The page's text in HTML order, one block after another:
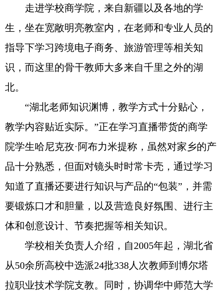
走进学校商学院，来自新疆以及各地的学
生，坐在宽敞明亮教室内，在老师和专业人员的
指导下学习跨境电子商务、旅游管理等相关知
识，而这里的骨干教师大多来自千里之外的湖
北。
“湖北老师知识渊博，教学方式十分贴心，
教学内容贴近实际。”正在学习直播带货的商学
院学生哈尼克孜·阿布力米提称，虽然对家乡的产
品十分熟悉，但面对镜头时时常卡壳，通过学习
知道了直播还要进行知识与产品的“包装”，并需
要锻炼口才和胆量，以及营造良好氛围、进行主
体和创意设计、节奏把握等相关知识。
学校相关负责人介绍，自2005年起，湖北省
从50余所高校中选派24批338人次教师到博尔塔
拉职业技术学院支教。同时，协调华中师范大学